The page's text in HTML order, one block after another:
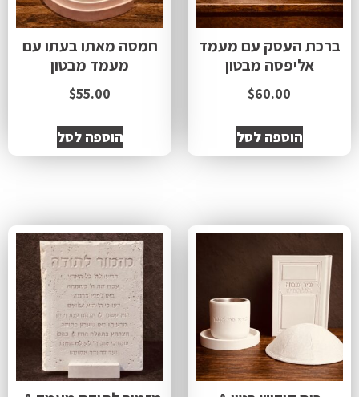
ברכת העסק עם מעמד
אליפסה מבטון
$60.00
הוספה לסל
חמסה מאתו בעתו עם
מעמד מבטון
$55.00
הוספה לסל